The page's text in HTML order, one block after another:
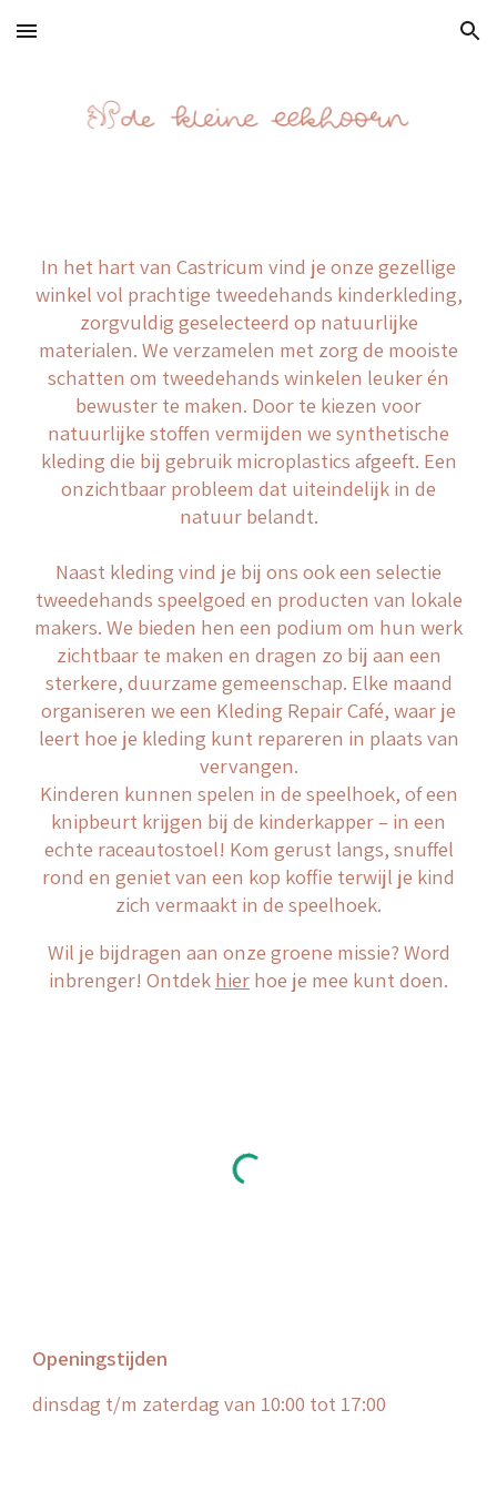
Skip to main content Skip to navigation
In het hart van Castricum vind je onze gezellige
winkel vol prachtige tweedehands kinderkleding,
zorgvuldig geselecteerd op natuurlijke
materialen. We verzamelen met zorg de mooiste
schatten om tweedehands winkelen leuker én
bewuster te maken. Door te kiezen voor
natuurlijke stoffen vermijden we synthetische
kleding die bij gebruik microplastics afgeeft. Een
onzichtbaar probleem dat uiteindelijk in de
natuur belandt.
Naast kleding vind je bij ons ook een selectie
tweedehands speelgoed en producten van lokale
makers. We bieden hen een podium om hun werk
zichtbaar te maken en dragen zo bij aan een
sterkere, duurzame gemeenschap. Elke maand
organiseren we een Kleding Repair Café, waar je
leert hoe je kleding kunt repareren in plaats van
vervangen.
Kinderen kunnen spelen in de speelhoek, of een
knipbeurt krijgen bij de kinderkapper – in een
echte raceautostoel! Kom gerust langs, snuffel
rond en geniet van een kop koffie terwijl je kind
zich vermaakt in de speelhoek.
Wil je bijdragen aan onze groene missie? Word
inbrenger! Ontdek hier hoe je mee kunt doen.
Openingstijden
dinsdag t/m zaterdag van 10:00 tot 17:00